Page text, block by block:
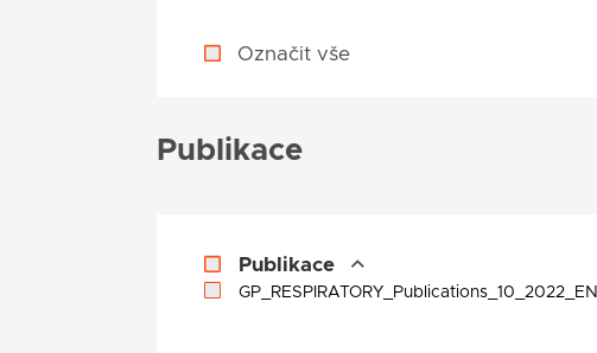
Označit vše
Publikace
Publikace
GP_RESPIRATORY_Publications_10_2022_EN